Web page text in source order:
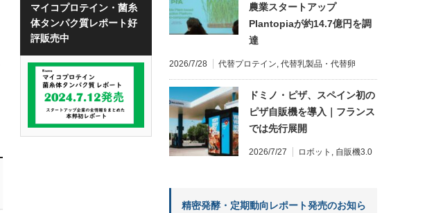
マイコプロテイン・菌糸
体タンパク質レポート好
評販売中
農業スタートアップ
Plantopiaが約14.7億円を調
達
2026/7/28 代替プロテイン 代替乳製品・代替卵
ドミノ・ピザ、スペイン初の
ピザ自販機を導入｜フランス
では先行展開
2026/7/27 ロボット 自販機3.0
精密発酵・定期動向レポート発売のお知ら